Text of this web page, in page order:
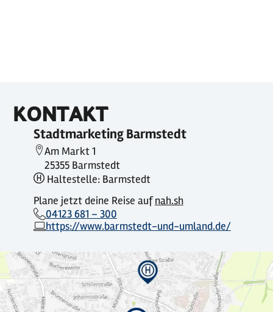
KONTAKT
Stadtmarketing Barmstedt
Am Markt 1
25355 Barmstedt
Haltestelle: Barmstedt
Plane jetzt deine Reise aufnah.sh
04123 681 – 300
https://www.barmstedt-und-umland.de/